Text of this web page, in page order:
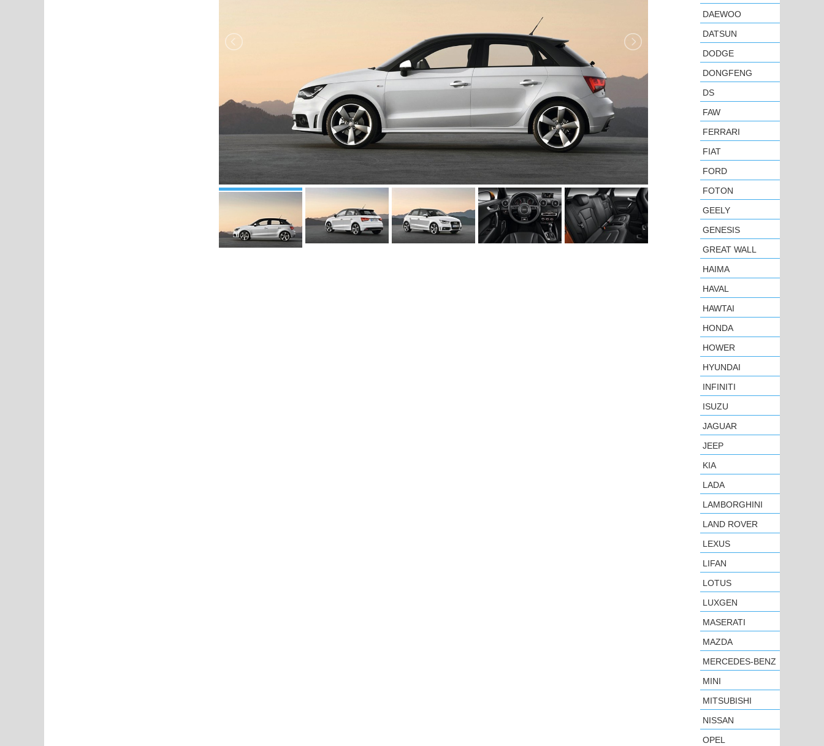
DAEWOO
DATSUN
DODGE
DONGFENG
DS
FAW
FERRARI
FIAT
FORD
FOTON
GEELY
GENESIS
GREAT WALL
HAIMA
HAVAL
HAWTAI
HONDA
HOWER
HYUNDAI
INFINITI
ISUZU
JAGUAR
JEEP
KIA
LADA
LAMBORGHINI
LAND ROVER
LEXUS
LIFAN
LOTUS
LUXGEN
MASERATI
MAZDA
MERCEDES-BENZ
MINI
MITSUBISHI
NISSAN
OPEL